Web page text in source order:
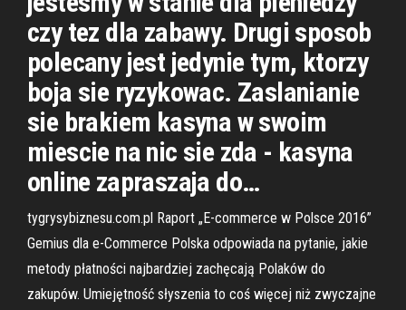
czy tez dla zabawy. Drugi sposob
polecany jest jedynie tym, ktorzy
boja sie ryzykowac. Zaslanianie
sie brakiem kasyna w swoim
miescie na nic sie zda - kasyna
online zapraszaja do…
tygrysybiznesu.com.pl Raport „E-commerce w Polsce 2016”
Gemius dla e-Commerce Polska odpowiada na pytanie, jakie
metody płatności najbardziej zachęcają Polaków do
zakupów. Umiejętność słyszenia to coś więcej niż zwyczajne